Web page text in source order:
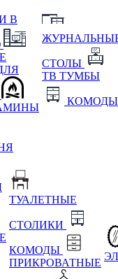
В
СТОЛЫ
ТВ ТУМБЫ
КОМОДЫ
ТУАЛЕТНЫЕ
СТОЛИКИ
КОМОДЫ
ПРИКРОВАТНЫЕ